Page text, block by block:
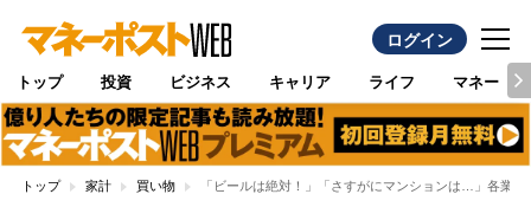
ログイン
トップ 投資 ビジネス キャリア ライフ マネー
トップ 家計 買い物 「ビールは絶対！」「さすがにマンションは…」各業